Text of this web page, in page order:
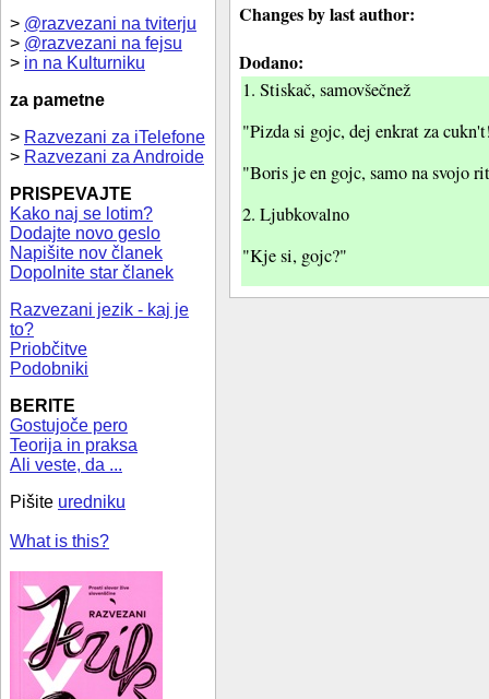
> @razvezani na tviterju
> @razvezani na fejsu
> in na Kulturniku
za pametne
> Razvezani za iTelefone
> Razvezani za Androide
PRISPEVAJTE
Kako naj se lotim?
Dodajte novo geslo
Napišite nov članek
Dopolnite star članek
Razvezani jezik - kaj je
to?
Priobčitve
Podobniki
BERITE
Gostujoče pero
Teorija in praksa
Ali veste, da ...
Pišite uredniku
What is this?
Changes by last author:
Dodano:
1. Stiskač, samovšečnež
"Pizda si gojc, dej enkrat za
"Boris je en gojc, samo na svojo
2. Ljubkovalno
"Kje si, gojc?"